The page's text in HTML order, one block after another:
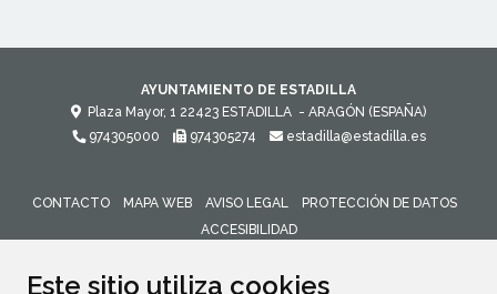
Este sitio utiliza cookies
AYUNTAMIENTO DE ESTADILLA
Plaza Mayor, 1 22423 ESTADILLA - ARAGÓN (ESPAÑA)
974305000
974305274 estadilla@estadilla.es
CONTACTO MAPA WEB AVISO LEGAL
PROTECCIÓN DE DATOS
ACCESIBILIDAD